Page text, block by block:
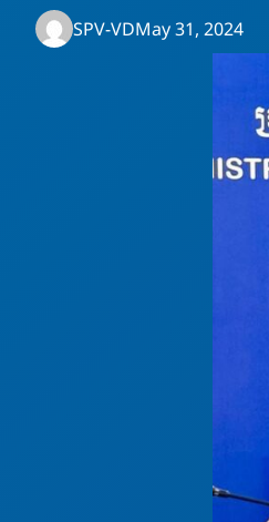
SPV-VDMay 31, 2024